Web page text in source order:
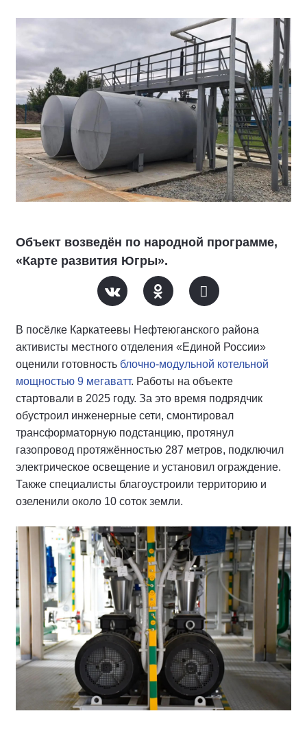
Объект возведён по народной программе,
«Карте развития Югры».
В посёлке Каркатеевы Нефтеюганского района
активисты местного отделения «Единой России»
оценили готовность блочно-модульной котельной
мощностью 9 мегаватт. Работы на объекте
стартовали в 2025 году. За это время подрядчик
обустроил инженерные сети, смонтировал
трансформаторную подстанцию, протянул
газопровод протяжённостью 287 метров, подключил
электрическое освещение и установил ограждение.
Также специалисты благоустроили территорию и
озеленили около 10 соток земли.